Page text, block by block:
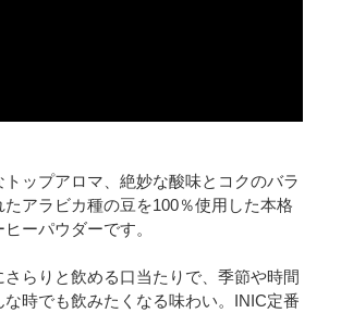
ップアロマ、絶妙な酸味とコクのバラ
たアラビカ種の豆を100％使用した本格
ーパウダーです。
らりと飲める口当たりで、季節や時間
な時でも飲みたくなる味わい。INIC定番